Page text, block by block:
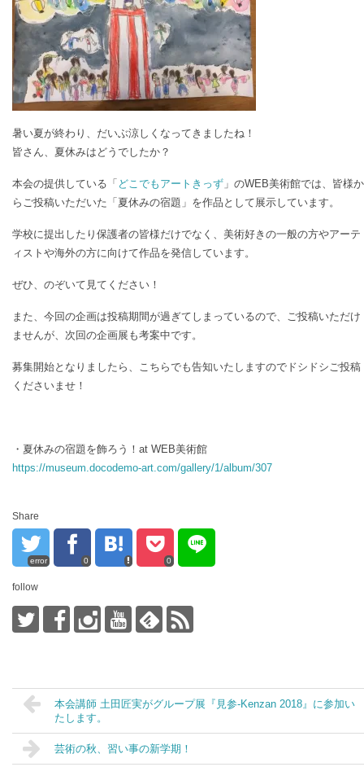
暑い夏が終わり、だいぶ涼しくなってきましたね！
皆さん、夏休みはどうでしたか？
本会の提供している「 どこでもアートきっず 」のWEB美術館では、皆様か
らご投稿いただいた「夏休みの宿題」を作品として展示しています。
学校に提出したり保護者の皆様だけでなく、美術好きの一般の方やアーテ
ィストや海外の方に向けて作品を発信しています。
ぜひ、のぞいて見てください！
また、今回の企画は投稿期間が過ぎてしまっているので、ご投稿いただけ
ませんが、次回の企画展も考案中です。
募集開始となりましたら、こちらでも告知いたしますのでドシドシご投稿
くださいませ！
・夏休みの宿題を飾ろう！at WEB美術館
https://museum.docodemo-art.com/gallery/1/album/307
Share
error 0 0
follow
本会講師 土田匠実がグループ展『見参-Kenzan 2018』に参加い
たします。
芸術の秋、習い事の新学期！